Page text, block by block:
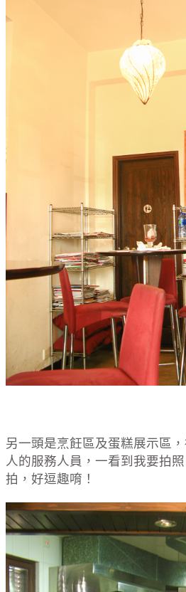
另一頭是烹飪區及蛋糕展示區
人的服務人員，一看到我要拍
拍，好逗趣唷！